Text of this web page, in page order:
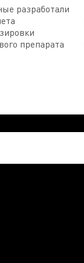
разработали
препарата